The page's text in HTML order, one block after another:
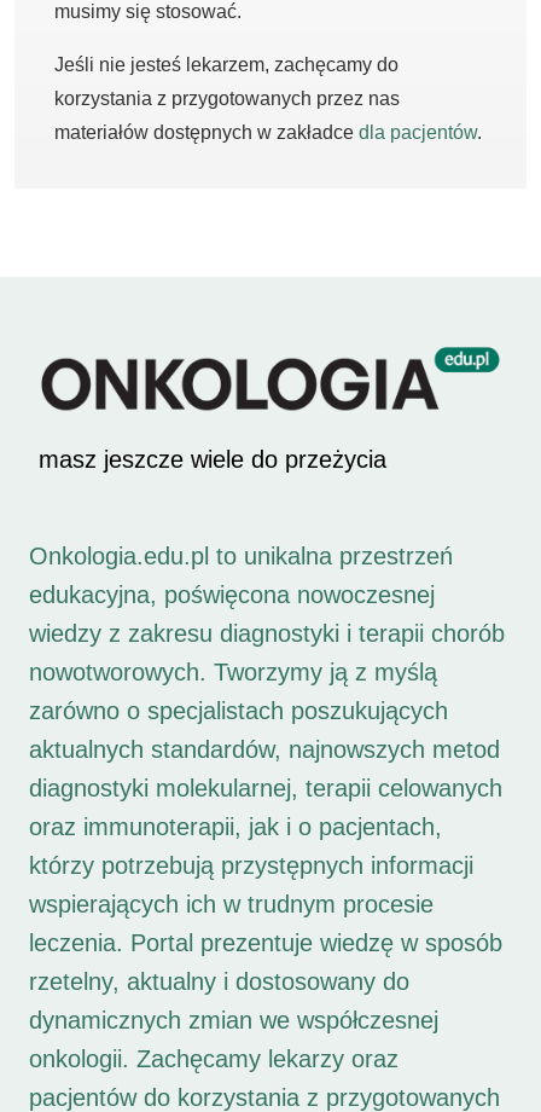
musimy się stosować.
Jeśli nie jesteś lekarzem, zachęcamy do
korzystania z przygotowanych przez nas
materiałów dostępnych w zakładce dla pacjentów.
masz jeszcze wiele do przeżycia
Onkologia.edu.pl to unikalna przestrzeń
edukacyjna, poświęcona nowoczesnej
wiedzy z zakresu diagnostyki i terapii chorób
nowotworowych. Tworzymy ją z myślą
zarówno o specjalistach poszukujących
aktualnych standardów, najnowszych metod
diagnostyki molekularnej, terapii celowanych
oraz immunoterapii, jak i o pacjentach,
którzy potrzebują przystępnych informacji
wspierających ich w trudnym procesie
leczenia. Portal prezentuje wiedzę w sposób
rzetelny, aktualny i dostosowany do
dynamicznych zmian we współczesnej
onkologii. Zachęcamy lekarzy oraz
pacjentów do korzystania z przygotowanych